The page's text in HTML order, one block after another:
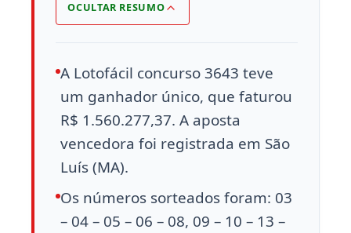
OCULTAR RESUMO
A Lotofácil concurso 3643 teve
um ganhador único, que faturou
R$ 1.560.277,37. A aposta
vencedora foi registrada em São
Luís (MA).
Os números sorteados foram: 03
– 04 – 05 – 06 – 08, 09 – 10 – 13 –